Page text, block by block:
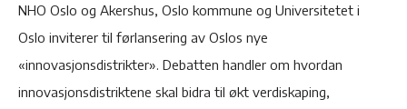
NHO Oslo og Akershus, Oslo kommune og Universitetet i
Oslo inviterer til førlansering av Oslos nye
«innovasjonsdistrikter». Debatten handler om hvordan
innovasjonsdistriktene skal bidra til økt verdiskaping,